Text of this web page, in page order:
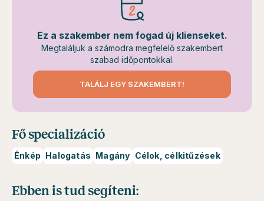
Ez a szakember nem fogad új klienseket.
Megtaláljuk a számodra megfelelő szakembert
szabad időpontokkal.
TALÁLJ EGY SZAKEMBERT!
Fő specializáció
Énkép Halogatás Magány Célok, célkitűzések
Ebben is tud segíteni: